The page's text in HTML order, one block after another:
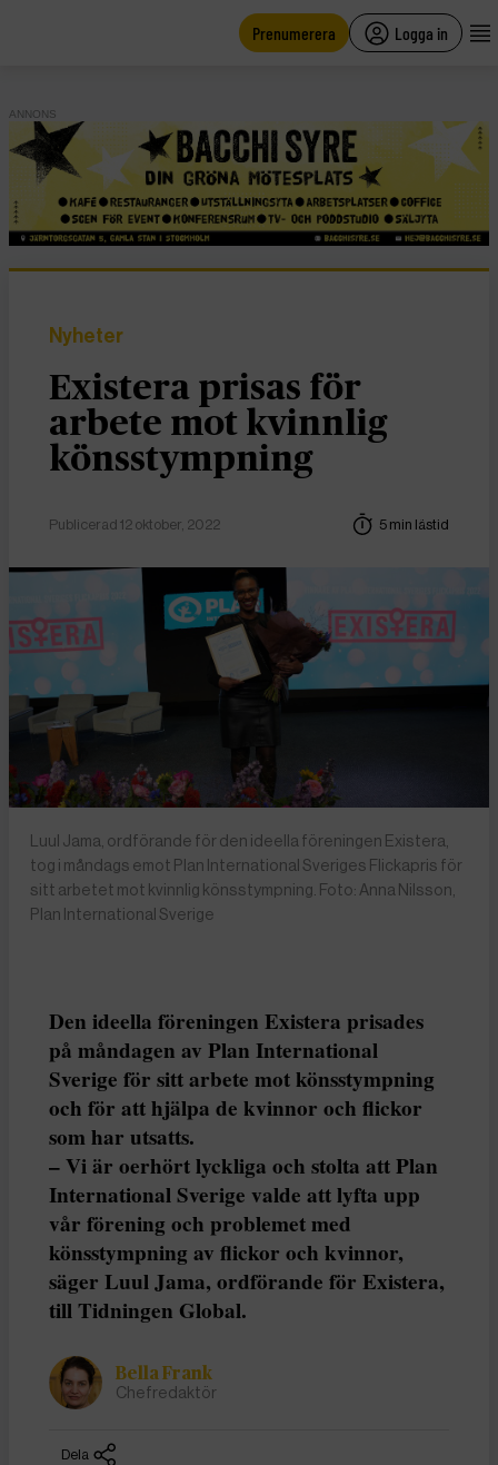
Prenumerera Logga in
ANNONS
Nyheter
Existera prisas för
arbete mot kvinnlig
könsstympning
Publicerad 12 oktober, 2022 5 min lästid
Luul Jama, ordförande för den ideella föreningen Existera,
tog i måndags emot Plan International Sveriges Flickapris för
sitt arbetet mot kvinnlig könsstympning. Foto: Anna Nilsson,
Plan International Sverige
Den ideella föreningen Existera prisades
på måndagen av Plan International
Sverige för sitt arbete mot könsstympning
och för att hjälpa de kvinnor och flickor
som har utsatts.
– Vi är oerhört lyckliga och stolta att Plan
International Sverige valde att lyfta upp
vår förening och problemet med
könsstympning av flickor och kvinnor,
säger Luul Jama, ordförande för Existera,
till Tidningen Global.
Bella Frank
Chefredaktör
Dela